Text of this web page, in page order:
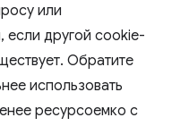
или
если другой cookie-
Обратите
использовать
ресурсоемко с